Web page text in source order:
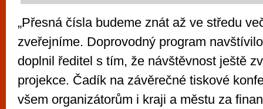
„Přesná čísla budeme znát až ve středu
zveřejníme. Doprovodný program
doplnil ředitel s tím, že návštěvnost ještě
projekce. Čadík na závěrečné tiskové
všem organizátorům i kraji a městu za